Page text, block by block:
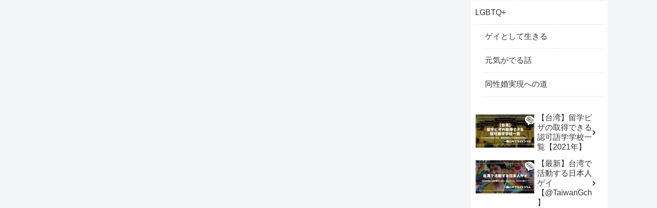
LGBTQ+
ゲイとして生きる
元気がでる話
同性婚実現への道
【台湾】留学ビ
ザの取得できる
認可語学学校一
覧【2021年】
【最新】台湾で
活動する日本人
ゲイ
【@TaiwanGch
】